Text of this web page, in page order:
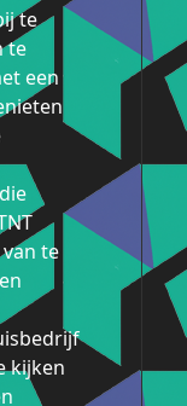
te
te
een
te
kijken